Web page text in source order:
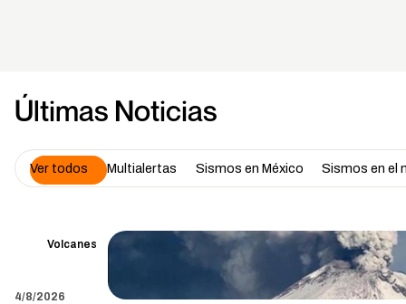
Últimas Noticias
Ver todos Multialertas Sismos en México Sismos en el
Volcanes
4/8/2026